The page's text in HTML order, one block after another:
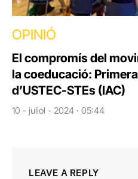
OPINIÓ
El compromís del
la coeducació:
d’USTEC-STEs (IAC)
10 - juliol - 2024 · 05:44
LEAVE A REPLY